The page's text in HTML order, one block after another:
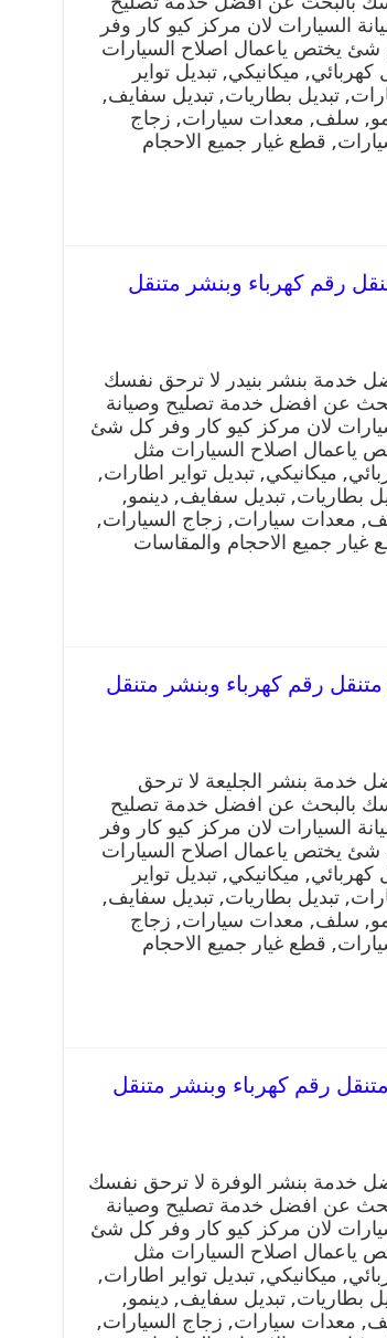
السيارات لان مركز كيو كار وفر
يختص ياعمال اصلاح السيارات
كهربائي, ميكانيكي, تبديل تواير
تبديل بطاريات, تبديل سفايف,
سلف, معدات سيارات, زجاج
قطع غيار جميع الاحجام
بنيدر 99009551 كراج متنقل رقم كهرباء وبنشر متنقل
خدمة بنشر بنيدر لا ترحق نفسك
عن افضل خدمة تصليح وصيانة
لان مركز كيو كار وفر كل شئ
ياعمال اصلاح السيارات مثل
ميكانيكي, تبديل تواير اطارات,
بطاريات, تبديل سفايف, دينمو,
معدات سيارات, زجاج السيارات,
غيار جميع الاحجام والمقاسات
الجليعة 99009551 كراج متنقل رقم كهرباء وبنشر متنقل
خدمة بنشر الجليعة لا ترحق
بالبحث عن افضل خدمة تصليح
السيارات لان مركز كيو كار وفر
يختص ياعمال اصلاح السيارات
كهربائي, ميكانيكي, تبديل تواير
تبديل بطاريات, تبديل سفايف,
سلف, معدات سيارات, زجاج
قطع غيار جميع الاحجام
الوفرة 99009551 كراج متنقل رقم كهرباء وبنشر متنقل
خدمة بنشر الوفرة لا ترحق نفسك
عن افضل خدمة تصليح وصيانة
لان مركز كيو كار وفر كل شئ
ياعمال اصلاح السيارات مثل
ميكانيكي, تبديل تواير اطارات,
بطاريات, تبديل سفايف, دينمو,
معدات سيارات, زجاج السيارات,